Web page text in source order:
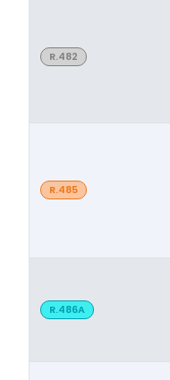
R.482
R.485
R.486A